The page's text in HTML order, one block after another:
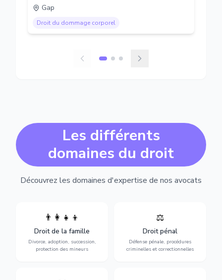
Gap
Droit du dommage corporel
Les différents
domaines du droit
Découvrez les domaines d'expertise de nos avocats
👨‍👩‍👧‍👦
Droit de la famille
Divorce, adoption, succession,
protection des mineurs
Divorce, garde d'enfants,
adoption, succession et
protection des personnes
vulnérables.
⚖️
Droit pénal
Défense pénale, procédures
criminelles et correctionnelles
Expertise en matière pénale,
vue jusqu'au procès, pour
toute affaire correctionnelle
ou criminelle.